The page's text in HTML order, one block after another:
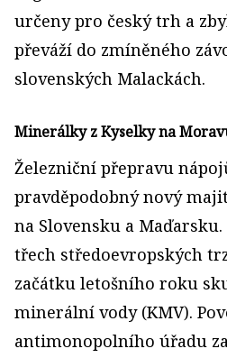
určeny pro český trh a
převáží do zmíněného
slovenských Malackách.
Minerálky z Kyselky na
Železniční přepravu
pravděpodobný nový
na Slovensku a
třech středoevropských
začátku letošního roku
minerální vody (KMV).
antimonopolního úřadu